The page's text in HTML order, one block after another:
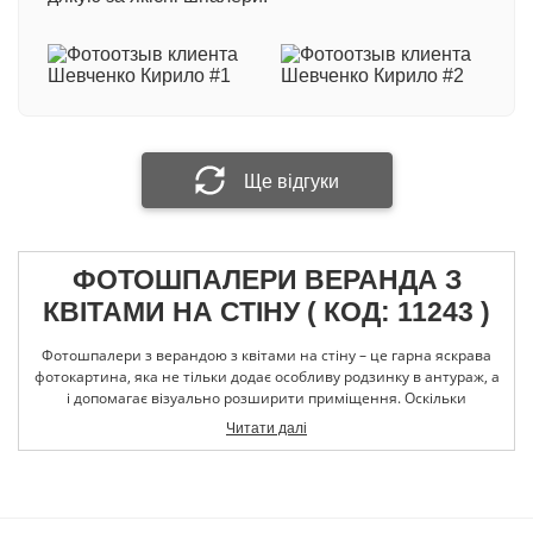
При виготовленні фотошпалер методом
екологічної технології друку HP Latex: +100 грн/
Прикріпити фотографію
Надіслати відгук
Ще відгуки
ФОТОШПАЛЕРИ ВЕРАНДА З
КВІТАМИ НА СТІНУ ( КОД: 11243 )
Фотошпалери з верандою з квітами на стіну – це гарна яскрава
фотокартина, яка не тільки додає особливу родзинку в антураж, а
і допомагає візуально розширити приміщення. Оскільки
фотошпалери виглядають дуже реалістично, вони створюють
гарну ілюзію, яка буде доречною в невеликих і темних
Читати далі